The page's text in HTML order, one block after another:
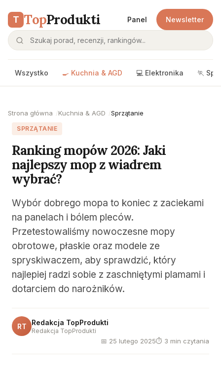
T TopProdukti Panel Newsletter
Wszystko 🍳 Kuchnia & AGD 💻 Elektronika 🏃
Strona główna Kuchnia & AGD Sprzątanie
SPRZĄTANIE
Ranking mopów 2026: Jaki
najlepszy mop z wiadrem
wybrać?
Wybór dobrego mopa to koniec z zaciekami
na panelach i bólem pleców.
Przetestowaliśmy nowoczesne mopy
obrotowe, płaskie oraz modele ze
spryskiwaczem, aby sprawdzić, który
najlepiej radzi sobie z zaschniętymi plamami i
dotarciem do narożników.
RT Redakcja TopProdukti
Redakcja TopProdukti
📅 25 lutego 2025⏱ 3 min czytania